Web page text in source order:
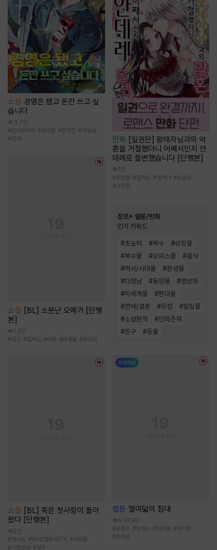
소설 경영은 됐고 돈만 쓰고 싶
습니다
3.7만
#현대판타지 # 환생물 #먼치킨 # 재벌물
#천재
소설 [BL] 소문난 오메가 [단행
본]
1.4만
#광공 #집착공 #애증 #애절물 #후회공
소설
[BL] 죽은 첫사랑이 돌아
왔다 [단행본]
2만
#첫사랑 #빙의/영혼체인지 # 재회물
#사랑꾼공 #질투
만화 [일권만] 왕태자님과의 약
혼을 거절했더니 어째서인지 얀
데레로 돌변했습니다 [단행본]
1천
#환생물 #집착남 #철벽녀 #능글남
#서양풍
장르+ 웹툰/만화
인기 키워드
#초능력 #복수 #성장물
#복수물 #오피스물 #음식
#역사/시대물 #환생물
#다정남 #동양풍 #영상화
#이세계물 #현대물
#연애/결혼 #우정 #힐링물
#소설원작 #인외존재
#친구 #동물
웹툰 열여덟의 침대
538.9만
#순정수 #능력수 #현대물 #짝사랑
#후회공